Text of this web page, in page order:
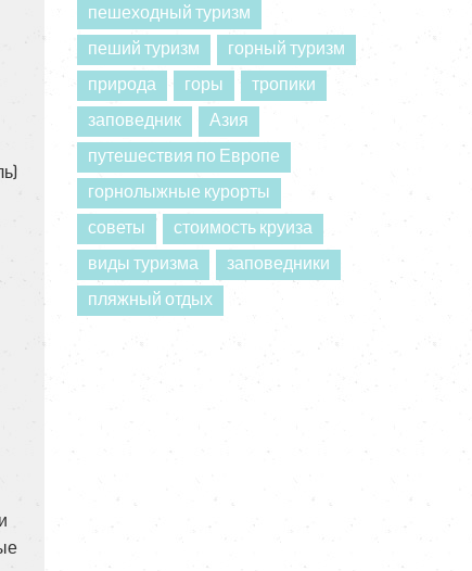
пешеходный туризм
пеший туризм
горный туризм
природа
горы
тропики
заповедник
Азия
путешествия по Европе
горнолыжные курорты
советы
стоимость круиза
виды туризма
заповедники
пляжный отдых